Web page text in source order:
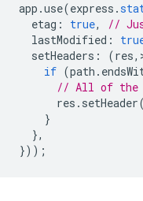
app .use(express .
etag : true,
//
lastModified :
setHeaders : (res,
if (path .
// All of the
res . setHeader(
}
},
}));